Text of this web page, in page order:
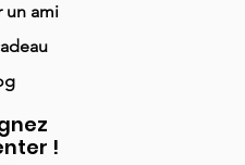
un ami
!